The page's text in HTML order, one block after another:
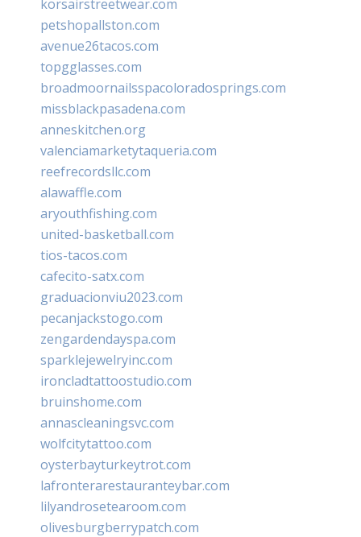
korsairstreetwear.com
petshopallston.com
avenue26tacos.com
topgglasses.com
broadmoornailsspacoloradosprings.com
missblackpasadena.com
anneskitchen.org
valenciamarketytaqueria.com
reefrecordsllc.com
alawaffle.com
aryouthfishing.com
united-basketball.com
tios-tacos.com
cafecito-satx.com
graduacionviu2023.com
pecanjackstogo.com
zengardendayspa.com
sparklejewelryinc.com
ironcladtattoostudio.com
bruinshome.com
annascleaningsvc.com
wolfcitytattoo.com
oysterbayturkeytrot.com
lafronterarestauranteybar.com
lilyandrosetearoom.com
olivesburgberrypatch.com